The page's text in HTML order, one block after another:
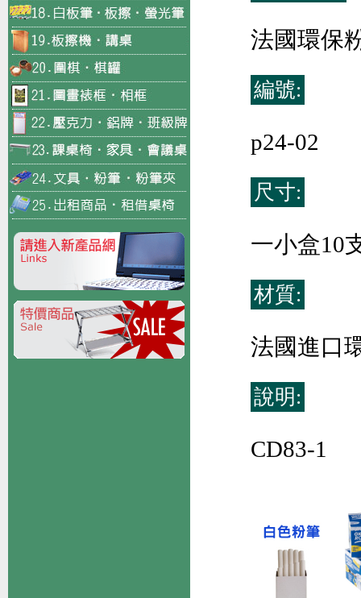
法國環保
編號:
p24-02
尺寸:
一小盒10
材質:
法國進口
說明:
CD83-1